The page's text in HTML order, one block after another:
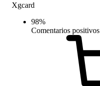
Xgcard
98%
Comentarios positivos